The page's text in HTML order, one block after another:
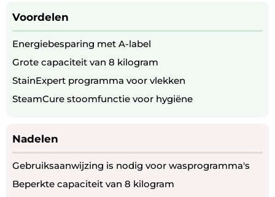
Voordelen
Energiebesparing met A-label
Grote capaciteit van 8 kilogram
StainExpert programma voor vlekken
SteamCure stoomfunctie voor hygiëne
Nadelen
Gebruiksaanwijzing is nodig voor wasprogramma's
Beperkte capaciteit van 8 kilogram